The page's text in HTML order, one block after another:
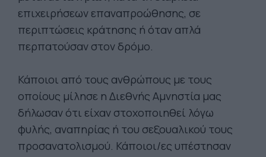
επιχειρήσεων επαναπροώθησης, σε
περιπτώσεις κράτησης ή όταν απλά
περπατούσαν στον δρόμο.
Κάποιοι από τους ανθρώπους με τους
οποίους μίλησε η Διεθνής Αμνηστία μας
δήλωσαν ότι είχαν στοχοποιηθεί λόγω
φυλής, αναπηρίας ή του σεξουαλικού τους
προσανατολισμού. Κάποιοι/ες υπέστησαν